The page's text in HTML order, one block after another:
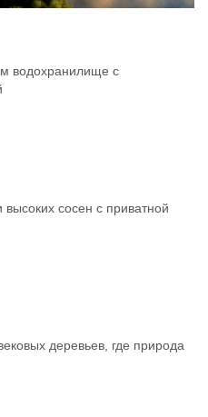
водохранилище с
сосен с приватной
деревьев, где природа